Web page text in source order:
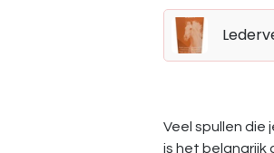
Veel spullen die
is het belangrijk